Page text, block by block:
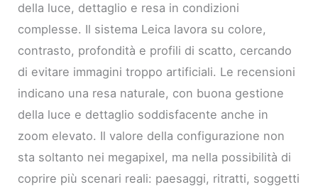
della luce, dettaglio e resa in condizioni
complesse. Il sistema Leica lavora su colore,
contrasto, profondità e profili di scatto, cercando
di evitare immagini troppo artificiali. Le recensioni
indicano una resa naturale, con buona gestione
della luce e dettaglio soddisfacente anche in
zoom elevato. Il valore della configurazione non
sta soltanto nei megapixel, ma nella possibilità di
coprire più scenari reali: paesaggi, ritratti, soggetti